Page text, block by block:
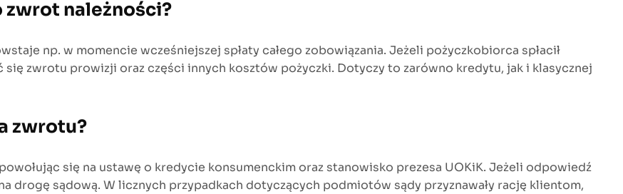
zwrot należności?
np. w momencie wcześniejszej spłaty całego zobowiązania. Jeżeli pożyczkobiorca spłacił
zwrotu prowizji oraz części innych kosztów pożyczki. Dotyczy to zarówno kredytu, jak i klasycznej
zwrotu?
się na ustawę o kredycie konsumenckim oraz stanowisko prezesa UOKiK. Jeżeli odpowiedź
drogę sądową. W licznych przypadkach dotyczących podmiotów sądy przyznawały rację klientom,